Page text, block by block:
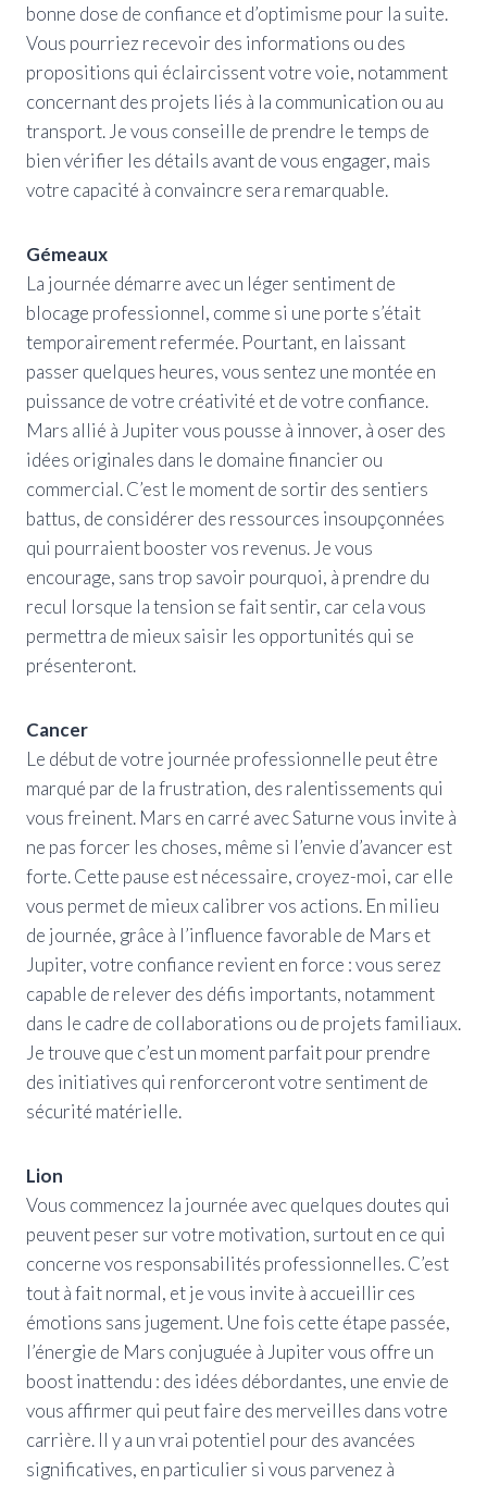
bonne dose de confiance et d’optimisme pour la suite.
Vous pourriez recevoir des informations ou des
propositions qui éclaircissent votre voie, notamment
concernant des projets liés à la communication ou au
transport. Je vous conseille de prendre le temps de
bien vérifier les détails avant de vous engager, mais
votre capacité à convaincre sera remarquable.
Gémeaux
La journée démarre avec un léger sentiment de
blocage professionnel, comme si une porte s’était
temporairement refermée. Pourtant, en laissant
passer quelques heures, vous sentez une montée en
puissance de votre créativité et de votre confiance.
Mars allié à Jupiter vous pousse à innover, à oser des
idées originales dans le domaine financier ou
commercial. C’est le moment de sortir des sentiers
battus, de considérer des ressources insoupçonnées
qui pourraient booster vos revenus. Je vous
encourage, sans trop savoir pourquoi, à prendre du
recul lorsque la tension se fait sentir, car cela vous
permettra de mieux saisir les opportunités qui se
présenteront.
Cancer
Le début de votre journée professionnelle peut être
marqué par de la frustration, des ralentissements qui
vous freinent. Mars en carré avec Saturne vous invite à
ne pas forcer les choses, même si l’envie d’avancer est
forte. Cette pause est nécessaire, croyez-moi, car elle
vous permet de mieux calibrer vos actions. En milieu
de journée, grâce à l’influence favorable de Mars et
Jupiter, votre confiance revient en force : vous serez
capable de relever des défis importants, notamment
dans le cadre de collaborations ou de projets familiaux.
Je trouve que c’est un moment parfait pour prendre
des initiatives qui renforceront votre sentiment de
sécurité matérielle.
Lion
Vous commencez la journée avec quelques doutes qui
peuvent peser sur votre motivation, surtout en ce qui
concerne vos responsabilités professionnelles. C’est
tout à fait normal, et je vous invite à accueillir ces
émotions sans jugement. Une fois cette étape passée,
l’énergie de Mars conjuguée à Jupiter vous offre un
boost inattendu : des idées débordantes, une envie de
vous affirmer qui peut faire des merveilles dans votre
carrière. Il y a un vrai potentiel pour des avancées
significatives, en particulier si vous parvenez à